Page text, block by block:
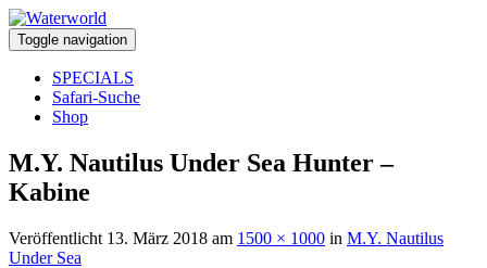
Toggle navigation
SPECIALS
Safari-Suche
Shop
M.Y. Nautilus Under Sea Hunter –
Kabine
Veröffentlicht 13. März 2018 am 1500 × 1000 in M.Y. Nautilus
Under Sea